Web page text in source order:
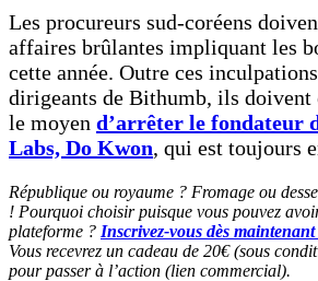
Les procureurs sud-coréens
affaires brûlantes impliquant les
cette année. Outre ces
dirigeants de Bithumb, ils doivent
le moyen d’arrêter le fondateur
Labs, Do Kwon, qui est toujours
République ou royaume ? Fromage ou
! Pourquoi choisir puisque vous pouvez
plateforme ? Inscrivez-vous dès
Vous recevrez un cadeau de 20€ (sous
pour passer à l’action (lien commercial).